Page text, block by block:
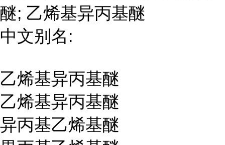
醚; 乙烯基异丙基醚
中文别名:
乙烯基异丙基醚
乙烯基异丙基醚
异丙基乙烯基醚